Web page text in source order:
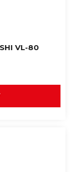
VL-80